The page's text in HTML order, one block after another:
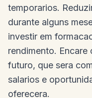
temporarios.
durante alguns
investir em
rendimento. Encare
futuro, que sera
salarios e
oferecera.